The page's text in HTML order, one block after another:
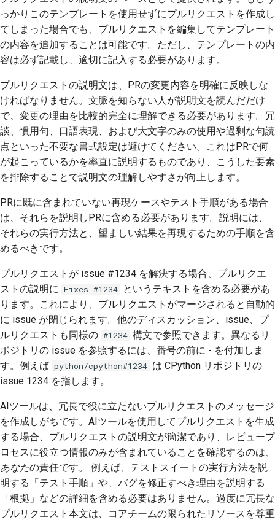
っかりこのテンプレートを使用せずにプルリクエストを作成し
てしまった場合でも、プルリクエストを編集してテンプレート
の内容を追加することは可能です。ただし、テンプレートの内
容は必ず記載し、適切に記入する必要があります。
プルリクエストの説明文は、PRの変更内容を明確に反映しな
ければなりません。文脈を知らない人が説明文を読んだだけ
で、変更の理由を比較的完全に理解できる必要があります。冗
談、慣用句、口語表現、および大文字のみの使用や過剰な句読
点といった不要な書式設定は避けてください。これはPRで何
が起こっているかを率直に説明するものであり、こうした要素
を排除することで説明文の理解しやすさが向上します。
PRに既に含まれていない再現ケースやテスト手順がある場合
は、それらを説明しPRに含める必要があります。説明には、
それらの実行方法と、望ましい結果を再現するための手順を含
めるべきです。
プルリクエストが issue #1234 を解決する場合、プルリクエ
ストの説明に Fixes #1234 というテキストを含める必要があ
ります。これにより、プルリクエストがマージされると自動的
に issue が閉じられます。他のディスカッション、issue、プ
ルリクエストも同様の #1234 構文で参照できます。異なるリ
ポジトリの issue を参照するには、番号の前に - を付加しま
す。例えば python/cpython#1234 は CPython リポジトリの
issue 1234 を指します。
AIツールは、冗長で役に立たないプルリクエストのメッセージ
を作成しがちです。AIツールを使用してプルリクエストを生成
する場合、プルリクエストの説明文が簡潔であり、レビュープ
ロセスに役立つ情報のみが含まれていることを確認するのは、
あなたの責任です。 例えば、テストスイートの実行方法を説
明する「テスト手順」や、バグを修正すべき理由を説明する
「根拠」などの詳細を含める必要はありません。過度に冗長な
プルリクエスト本文は、コアチームの限られたリソースを尊重